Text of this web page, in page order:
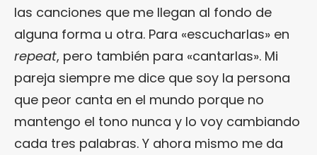
las canciones que me llegan al fondo de
alguna forma u otra. Para «escucharlas» en
repeat, pero también para «cantarlas». Mi
pareja siempre me dice que soy la persona
que peor canta en el mundo porque no
mantengo el tono nunca y lo voy cambiando
cada tres palabras. Y ahora mismo me da